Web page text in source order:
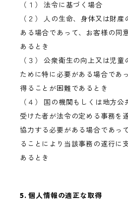
（１） 法令に基づく場合
（２） 人の生命、身体又は財
ある場合であって、お客様の同
あるとき
（３） 公衆衛生の向上又は児
ために特に必要がある場合であ
得ることが困難であるとき
（４） 国の機関もしくは地方
受けた者が法令の定める事務を
協力する必要がある場合であっ
ることにより当該事務の遂行に
あるとき
5. 個人情報の適正な取得